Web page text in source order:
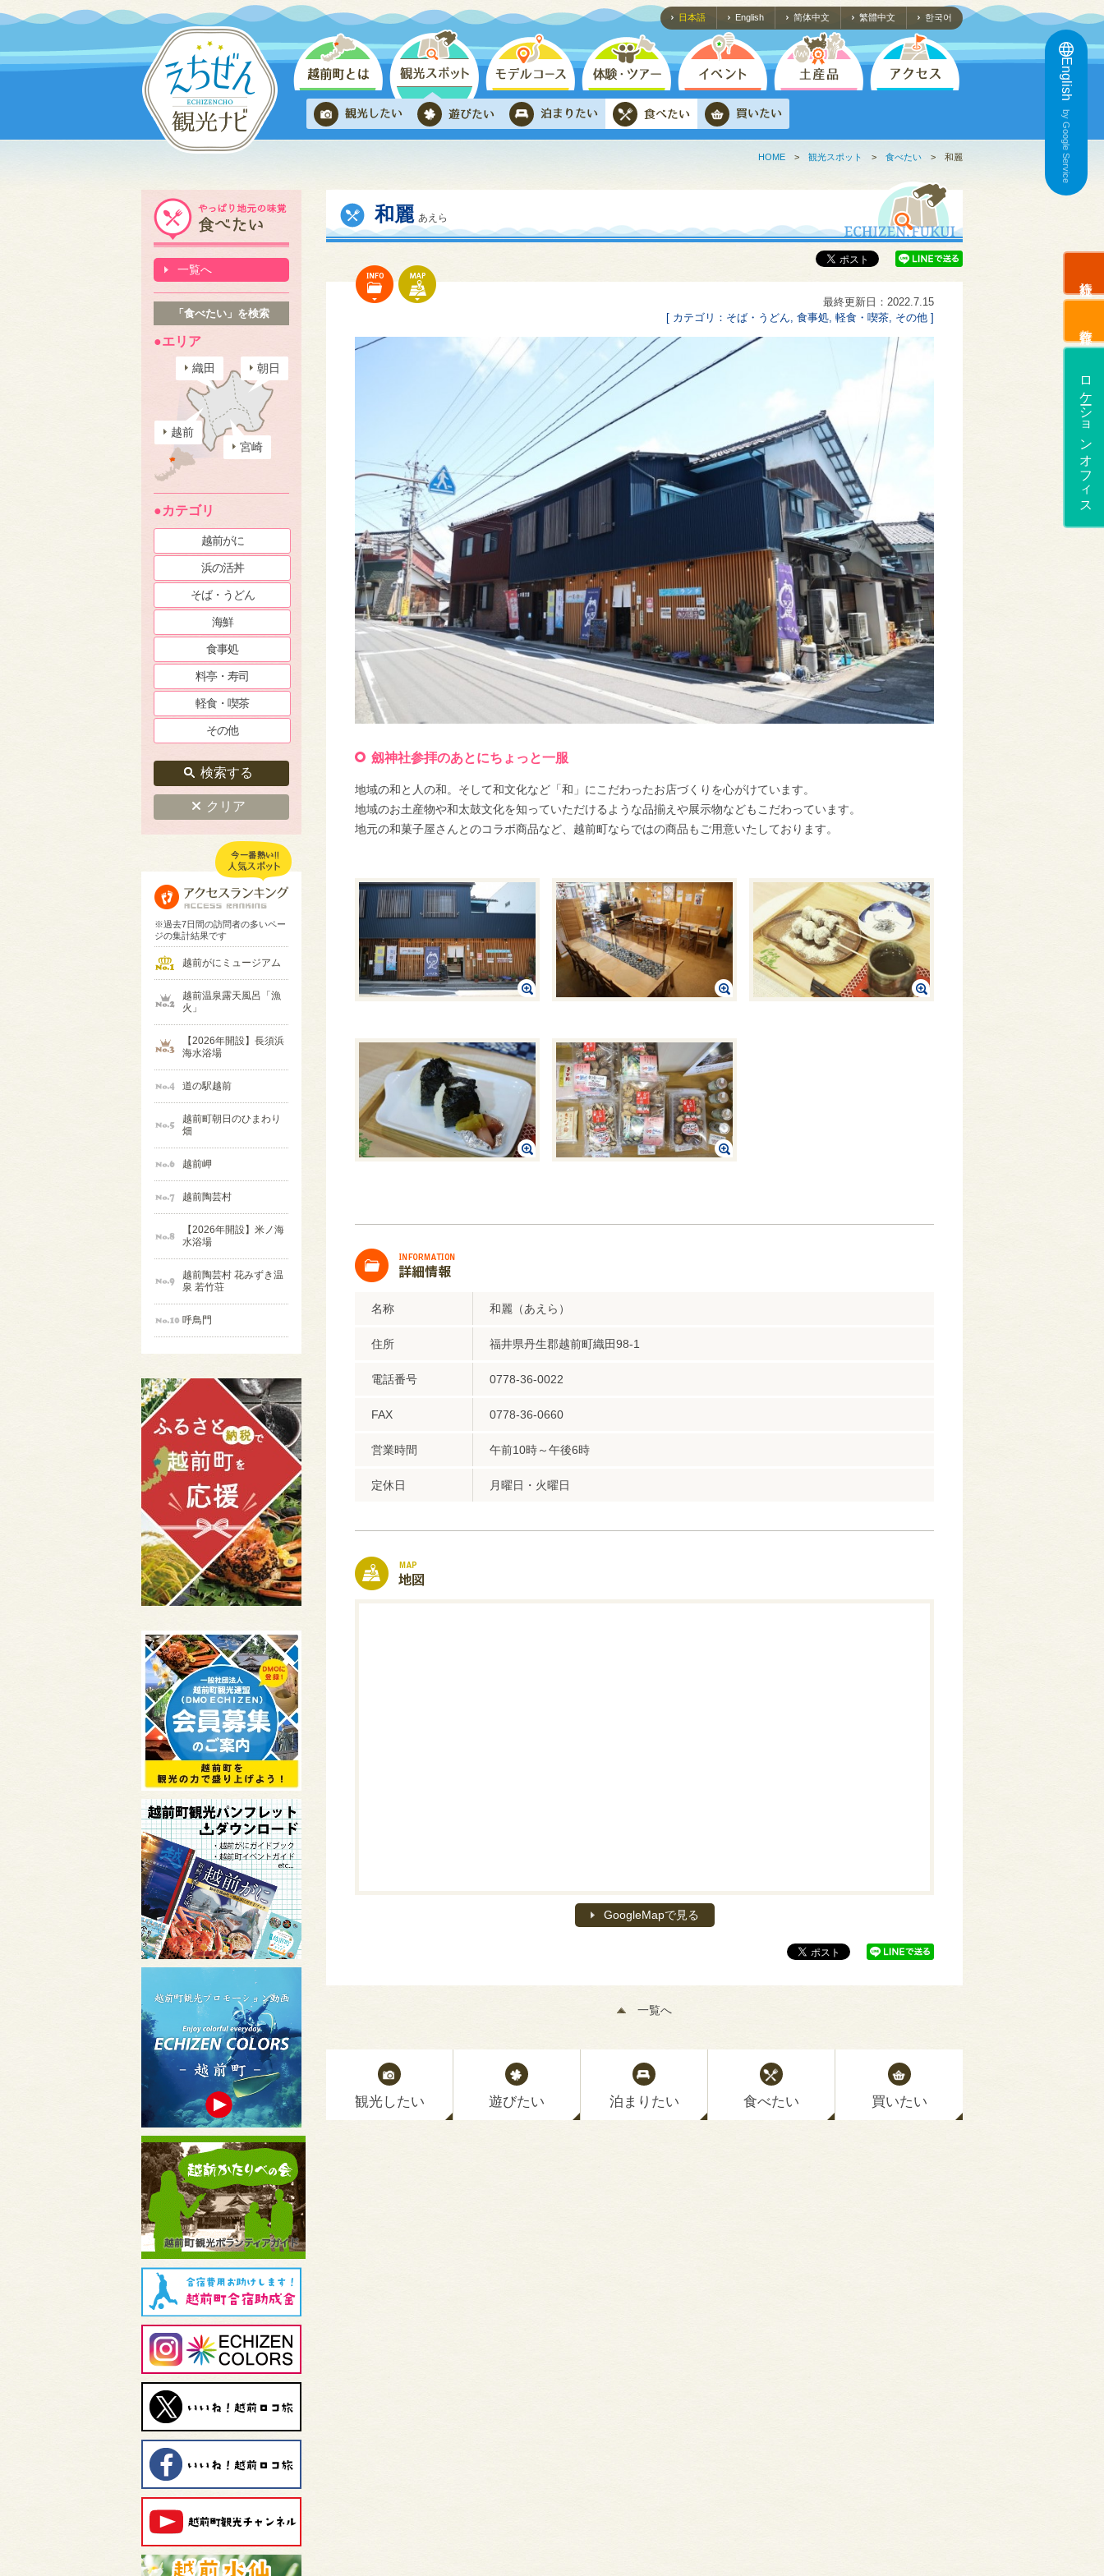
日本語 English 简体中文 繁體中文 한국어
English
by Google Service
HOME > 観光スポット > 食べたい > 和麗
一覧へ
「食べたい」を検索
●エリア
織田 朝日
越前
宮崎
●カテゴリ
越前がに
浜の活丼
そば・うどん
海鮮
食事処
料亭・寿司
軽食・喫茶
その他
検索する
クリア
※過去7日間の訪問者の多いペー
ジの集計結果です
越前がにミュージアム
越前温泉露天風呂「漁
火」
【2026年開設】長須浜
海水浴場
道の駅越前
越前町朝日のひまわり
畑
越前岬
越前陶芸村
【2026年開設】米ノ海
水浴場
越前陶芸村 花みずき温
泉 若竹荘
呼鳥門
和麗 あえら
最終更新日：2022.7.15
[ カテゴリ：そば・うどん, 食事処, 軽食・喫茶, その他 ]
劔神社参拝のあとにちょっと一服
地域の和と人の和。そして和文化など「和」にこだわったお店づくりを心がけています。
地域のお土産物や和太鼓文化を知っていただけるような品揃えや展示物などもこだわっています。
地元の和菓子屋さんとのコラボ商品など、越前町ならではの商品もご用意いたしております。
名称 和麗（あえら）
住所 福井県丹生郡越前町織田98-1
電話番号 0778-36-0022
FAX 0778-36-0660
営業時間 午前10時～午後6時
定休日 月曜日・火曜日
GoogleMapで見る
一覧へ
観光したい 遊びたい 泊まりたい 食べたい 買いたい
ロケーションオフィス